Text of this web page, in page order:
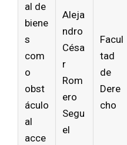
al de
biene
s
com
o
obst
áculo
al
acce
Aleja
ndro
Césa
r
Rom
ero
Segu
el
Facul
tad
de
Dere
cho